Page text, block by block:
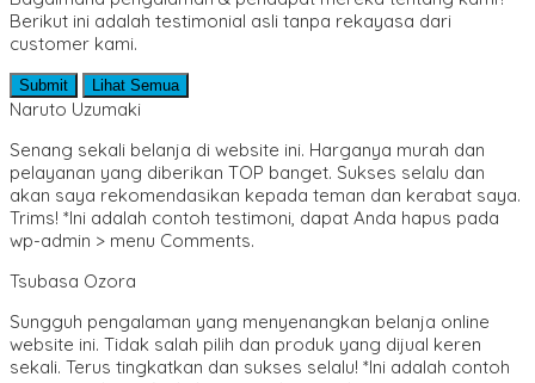
Sains & Teknologi
SD/ MI
Sejarah & Biografi
Seni & Bahasa Sastra
SMA/ MA
SMP/ MTS
Sosial dan Budaya
Teknik Sipil
Umum & Populer
Berikut ini adalah testimonial asli tanpa rekayasa dari
customer kami.
Submit Lihat Semua
Naruto Uzumaki
Senang sekali belanja di website ini. Harganya murah dan
pelayanan yang diberikan TOP banget. Sukses selalu dan
akan saya rekomendasikan kepada teman dan kerabat saya.
Trims! *Ini adalah contoh testimoni, dapat Anda hapus pada
wp-admin > menu Comments.
Tsubasa Ozora
Sungguh pengalaman yang menyenangkan belanja online
website ini. Tidak salah pilih dan produk yang dijual keren
sekali. Terus tingkatkan dan sukses selalu! *Ini adalah contoh